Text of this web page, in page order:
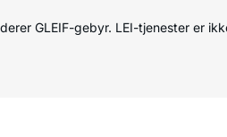
GLEIF-gebyr. LEI-tjenester er